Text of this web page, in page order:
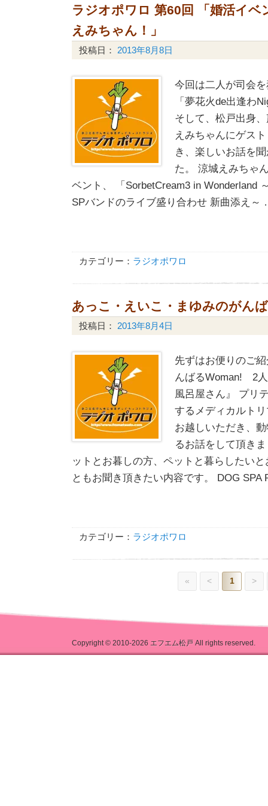
ラジオポワロ 第60回 「婚活イベ
えみちゃん！」
投稿日： 2013年8月8日
今回は二人が司会
「夢花火de出逢わ
そして、松戸出身
えみちゃんにゲス
き、楽しいお話を
た。 涼城えみちゃ
ベント、 「SorbetCream3 in Wonderland
SPバンドのライブ盛り合わせ 新曲添え～
カテゴリー： ラジオポワロ
あっこ・えいこ・まゆみのがん
投稿日： 2013年8月4日
先ずはお便りのご
んばるWoman! 2
風呂屋さん』 プリ
するメディカルト
お越しいただき、
るお話をして頂き
ットとお暮しの方、ペットと暮らしたい
ともお聞き頂きたい内容です。 DOG
カテゴリー： ラジオポワロ
« < 1 >
Copyright © 2010-2026 エフエム松戸 All rights reserved.